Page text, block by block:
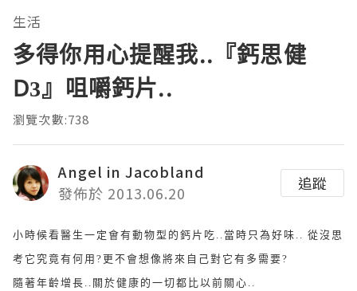
生活
多得你用心提醒我..『鈣思健
D3』咀嚼鈣片..
瀏覽次數:738
Angel in Jacobland
發佈於 2013.06.20
追蹤
小時候看醫生一定會有動物型的鈣片吃..當時只為好味.. 從沒思
考它究竟有何用?更不會想像將來自己對它有多需要?
隨著年齡增長..關於健康的一切都比以前關心..